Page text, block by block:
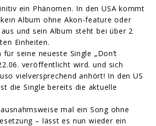
ein Phänomen. In den USA kommt
Album ohne Akon-feature oder
und sein Album steht bei über 2
Einheiten.
für seine neueste Single „Don’t
veröffentlicht wird. und sich
vielversprechend anhört! In den US
die Single bereits die aktuelle
mal ein Song ohne
– lässt es nun wieder ein